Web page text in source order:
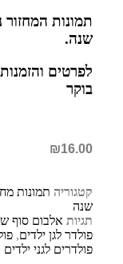
תמונות
שנה.
בוקר
₪16.00
קטגוריה תמונות
שנה
תגיות אלבום סוף
פולדר לגן ילדים,
פולדרים לגני ילדים